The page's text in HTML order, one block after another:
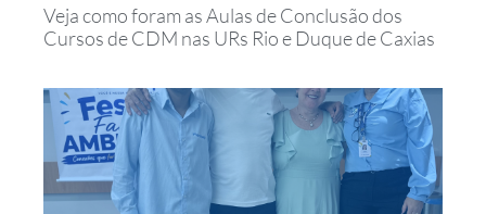
Veja como foram as Aulas de Conclusão dos
Cursos de CDM nas URs Rio e Duque de Caxias